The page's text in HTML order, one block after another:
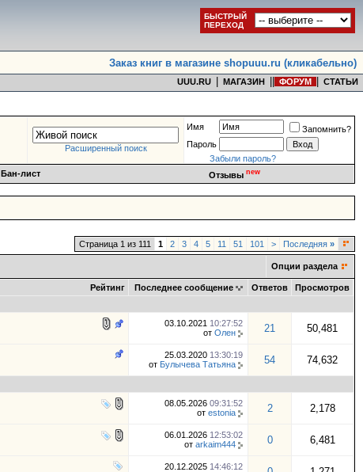
БЫСТРЫЙ
ПЕРЕХОД
Заказ книг в магазине shopuuu.ru (кликабельно)
UUU.RU МАГАЗИН ФОРУМ СТАТЬИ
Расширенный поиск
Имя
Запомнить?
Пароль
Забыли пароль?
Бан-лист Отзывы new
Страница 1 из 111 1 2 3 4 5 11 51 101 > Последняя »
Опции раздела
Рейтинг Последнее сообщение Ответов
Просмотров
03.10.2021 10:27:52
от Олен 21 50,481
25.03.2020 13:30:19
от Булычева Татьяна 54 74,632
08.05.2026 09:31:52
от estonia 2 2,178
06.01.2026 12:53:02
от arkaim444 0 6,481
20.12.2025 14:46:12